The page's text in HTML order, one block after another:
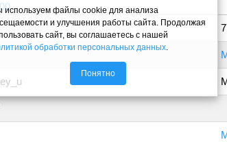
используем файлы cookie для анализа
и улучшения работы сайта. Продолжая
сайт, вы соглашаетесь с нашей
обработки персональных данных
Понятно